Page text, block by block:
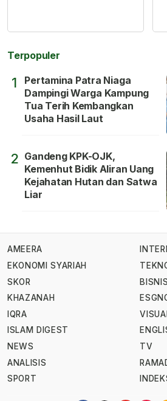
Terpopuler
1
Pertamina Patra Niaga
Dampingi Warga Kampung
Tua Terih Kembangkan
Usaha Hasil Laut
2 Gandeng KPK-OJK,
Kemenhut Bidik Aliran Uang
Kejahatan Hutan dan Satwa
Liar
AMEERA
EKONOMI SYARIAH
SKOR
KHAZANAH
IQRA
ISLAM DIGEST
NEWS
ANALISIS
SPORT
TV